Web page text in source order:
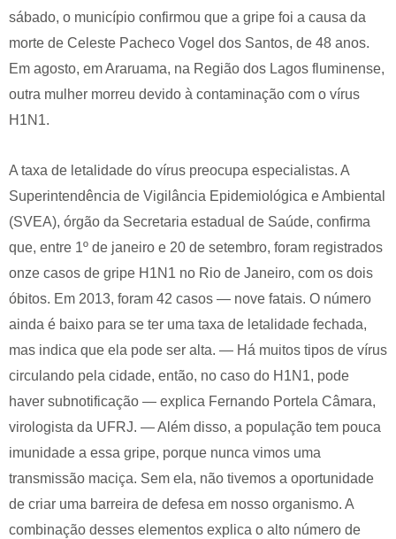
sábado, o município confirmou que a gripe foi a causa da
morte de Celeste Pacheco Vogel dos Santos, de 48 anos.
Em agosto, em Araruama, na Região dos Lagos fluminense,
outra mulher morreu devido à contaminação com o vírus
H1N1.
A taxa de letalidade do vírus preocupa especialistas. A
Superintendência de Vigilância Epidemiológica e Ambiental
(SVEA), órgão da Secretaria estadual de Saúde, confirma
que, entre 1º de janeiro e 20 de setembro, foram registrados
onze casos de gripe H1N1 no Rio de Janeiro, com os dois
óbitos. Em 2013, foram 42 casos — nove fatais. O número
ainda é baixo para se ter uma taxa de letalidade fechada,
mas indica que ela pode ser alta. — Há muitos tipos de vírus
circulando pela cidade, então, no caso do H1N1, pode
haver subnotificação — explica Fernando Portela Câmara,
virologista da UFRJ. — Além disso, a população tem pouca
imunidade a essa gripe, porque nunca vimos uma
transmissão maciça. Sem ela, não tivemos a oportunidade
de criar uma barreira de defesa em nosso organismo. A
combinação desses elementos explica o alto número de